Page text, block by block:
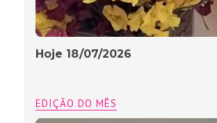
Hoje 18/07/2026
EDIÇÃO DO MÊS